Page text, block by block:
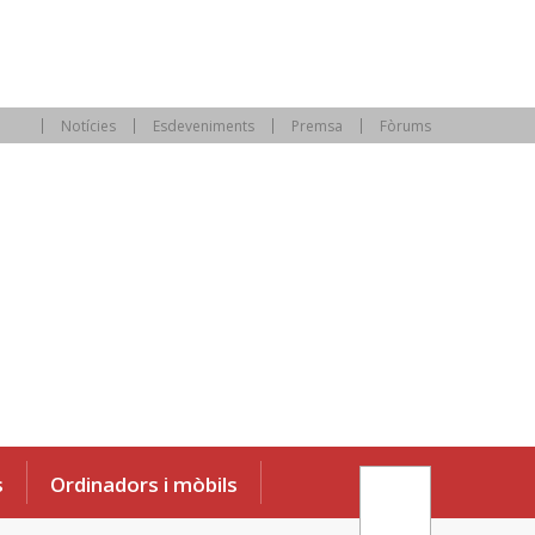
Notícies Esdeveniments Premsa Fòrums
Ordinadors i mòbils